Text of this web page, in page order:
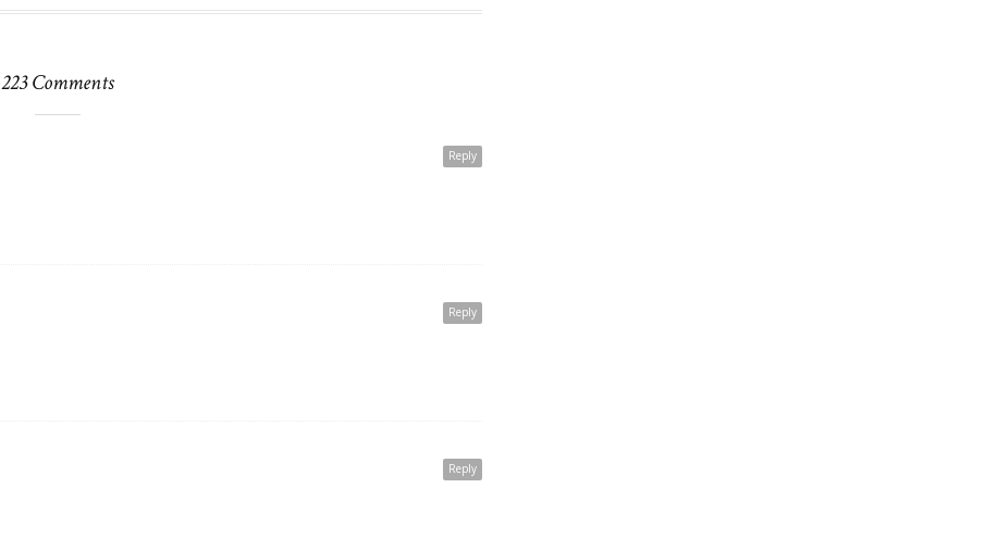
223 Comments
Reply
Reply
Reply